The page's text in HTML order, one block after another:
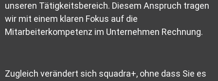
unseren Tätigkeitsbereich. Diesem Anspruch tragen
wir mit einem klaren Fokus auf die
Mitarbeiterkompetenz im Unternehmen Rechnung.
Zugleich verändert sich squadra+, ohne dass Sie es